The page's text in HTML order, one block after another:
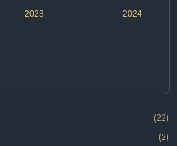
2023 2024
(22)
(2)